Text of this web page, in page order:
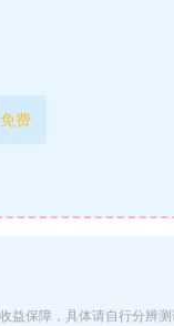
免费
保障，具体请自行分辨测